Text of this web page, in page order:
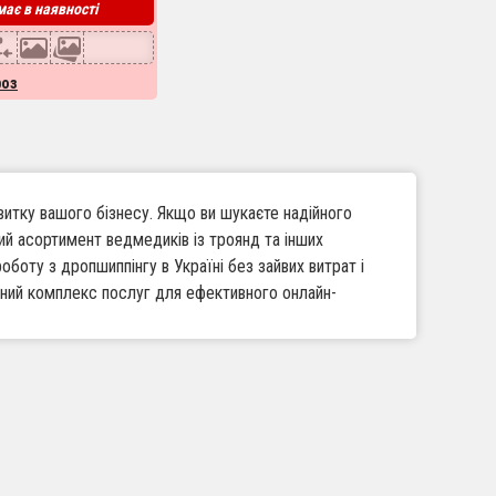
в наявності
вашого бізнесу. Якщо ви шукаєте надійного
асортимент ведмедиків із троянд та інших
з дропшиппінгу в Україні без зайвих витрат і
комплекс послуг для ефективного онлайн-